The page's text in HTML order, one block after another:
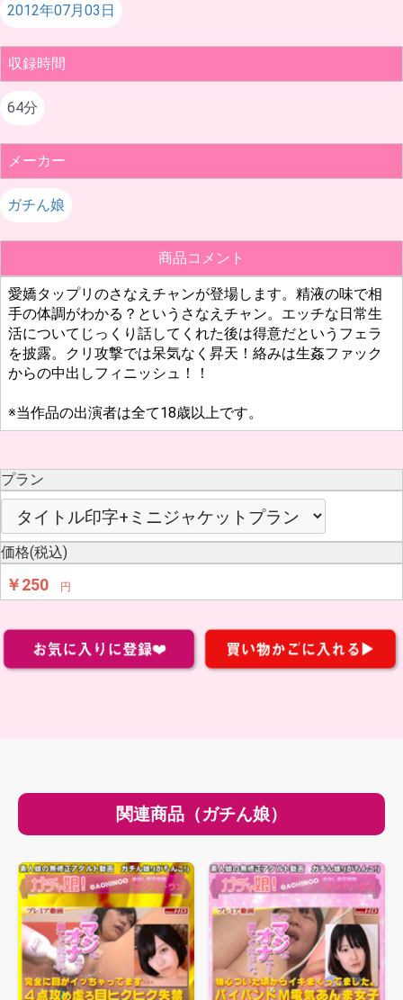
2012年07月03日
収録時間
64分
メーカー
ガチん娘
商品コメント
愛嬌タップリのさなえチャンが登場します。精液の味で相
手の体調がわかる？というさなえチャン。エッチな日常生
活についてじっくり話してくれた後は得意だというフェラ
を披露。クリ攻撃では呆気なく昇天！絡みは生姦ファック
からの中出しフィニッシュ！！
※当作品の出演者は全て18歳以上です。
プラン
価格(税込)
￥250 円
関連商品（ガチん娘）